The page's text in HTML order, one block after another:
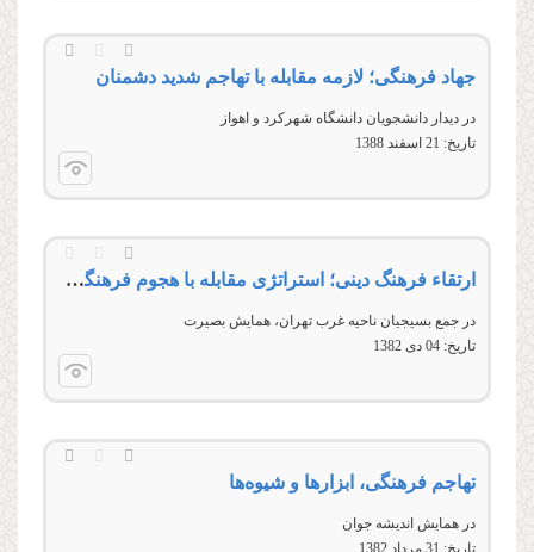
جهاد فرهنگی؛ لازمه مقابله با تهاجم شدید دشمنان
در دیدار دانشجویان دانشگاه شهرکرد و اهواز
تاریخ: 21 اسفند 1388
ارتقاء فرهنگ دینی؛ استراتژی مقابله با هجوم فرهنگی دشمن
در جمع بسیجیان ناحیه غرب تهران، همایش بصیرت
تاریخ: 04 دى 1382
تهاجم فرهنگی، ابزارها و شیوه‌ها
در همایش اندیشه جوان
تاریخ: 31 مرداد 1382